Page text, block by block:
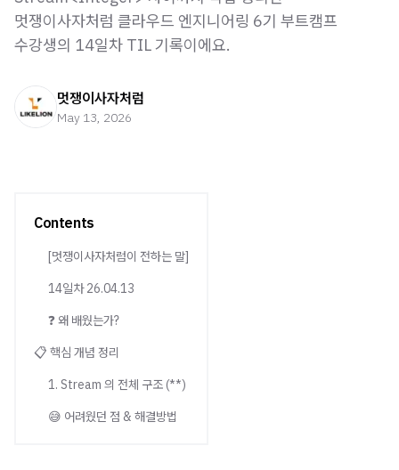
멋쟁이사자처럼 클라우드 엔지니어링 6기 부트캠프
수강생의 14일차 TIL 기록이에요.
멋쟁이사자처럼
May 13, 2026
Contents
[멋쟁이사자처럼이 전하는 말]
14일차 26.04.13
❓ 왜 배웠는가?
📋 핵심 개념 정리
1. Stream 의 전체 구조 (**)
😅 어려웠던 점 & 해결방법